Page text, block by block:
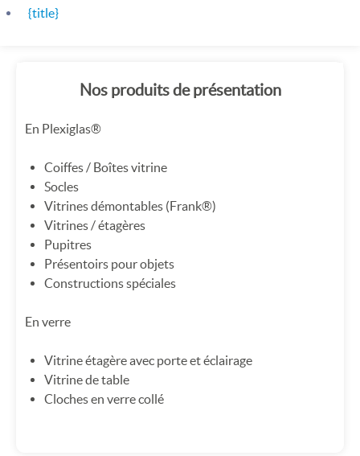
{title}
Nos produits de présentation
En Plexiglas®
Coiffes / Boîtes vitrine
Socles
Vitrines démontables (Frank®)
Vitrines / étagères
Pupitres
Présentoirs pour objets
Constructions spéciales
En verre
Vitrine étagère avec porte et éclairage
Vitrine de table
Cloches en verre collé